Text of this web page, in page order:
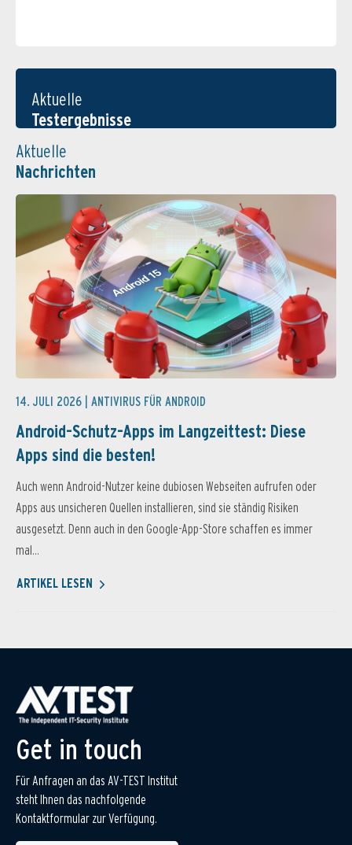
Aktuelle
Testergebnisse
Aktuelle
Nachrichten
14. JULI 2026 | ANTIVIRUS FÜR ANDROID
Android-Schutz-Apps im Langzeittest: Diese
Apps sind die besten!
Auch wenn Android-Nutzer keine dubiosen Webseiten aufrufen oder
Apps aus unsicheren Quellen installieren, sind sie ständig Risiken
ausgesetzt. Denn auch in den Google-App-Store schaffen es immer
mal...
ARTIKEL LESEN
Get in touch
Für Anfragen an das AV-TEST Institut
steht Ihnen das nachfolgende
Kontaktformular zur Verfügung.